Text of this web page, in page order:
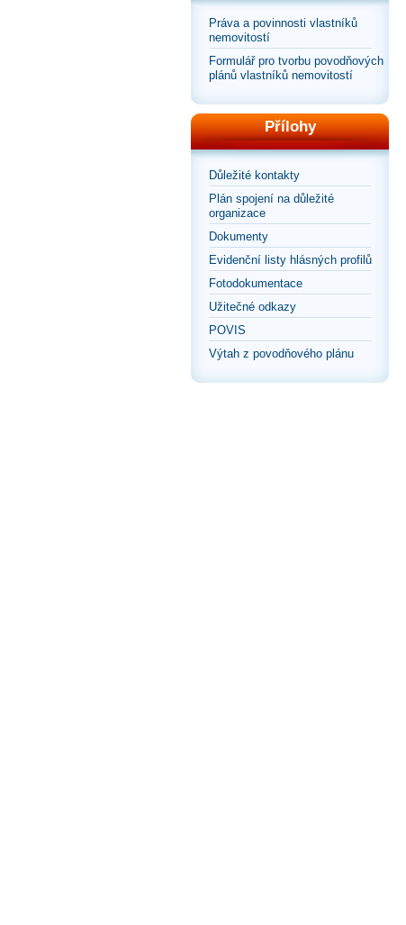
Práva a povinnosti vlastníků
nemovitostí
Formulář pro tvorbu povodňových
plánů vlastníků nemovitostí
Přílohy
Důležité kontakty
Plán spojení na důležité
organizace
Dokumenty
Evidenční listy hlásných profilů
Fotodokumentace
Užitečné odkazy
POVIS
Výtah z povodňového plánu